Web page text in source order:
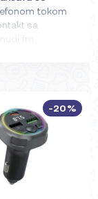
tokom
sa
-20%